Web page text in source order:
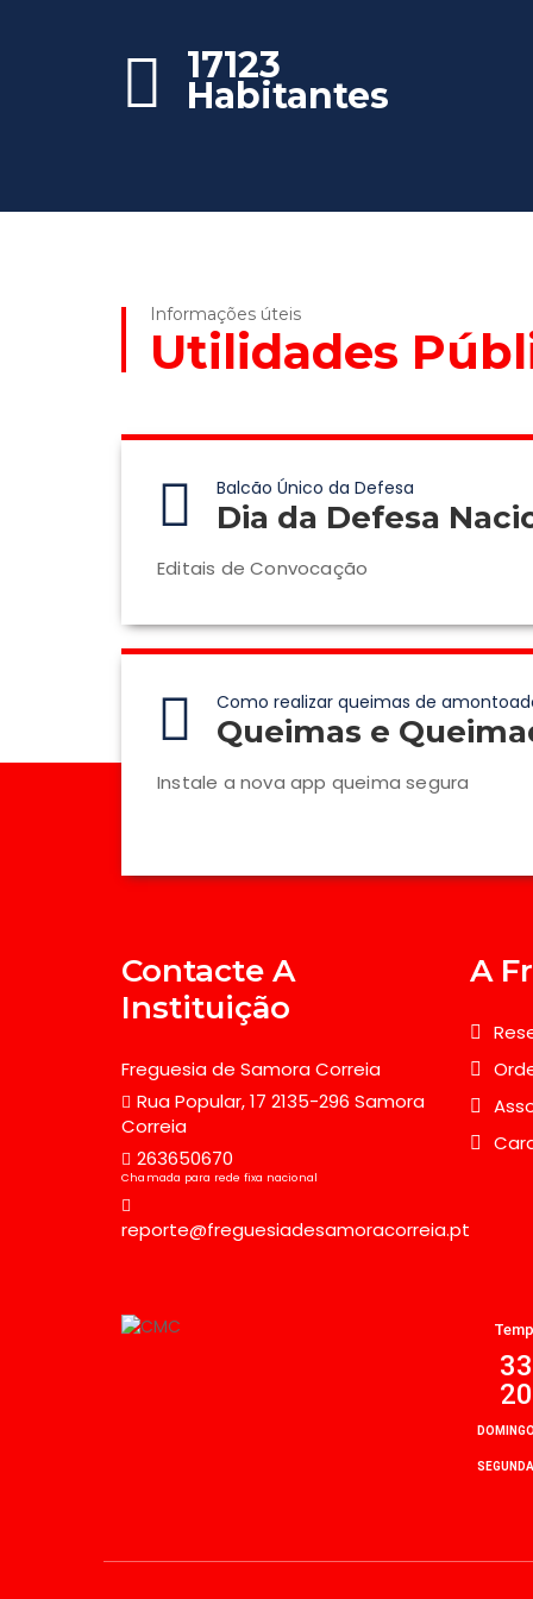
17123
Habitantes
Informações úteis
Utilidades
Balcão Único da Defesa
Dia da Defesa
Editais de Convocação
Como realizar queimas de
Queimas e
Instale a nova app queima segura
Contacte A
Instituição
Freguesia de Samora Correia
Rua Popular, 17 2135-296 Samora
Correia
263650670
Chamada para rede fixa nacional
reporte@freguesiadesamoracorreia.pt
A